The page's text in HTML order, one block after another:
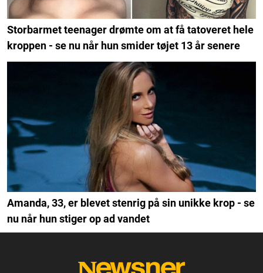
Storbarmet teenager drømte om at få tatoveret hele
kroppen - se nu når hun smider tøjet 13 år senere
Amanda, 33, er blevet stenrig på sin unikke krop - se
nu når hun stiger op ad vandet